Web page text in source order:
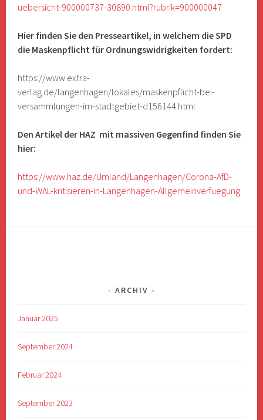
uebersicht-900000737-30890.html?rubrik=900000047
Hier finden Sie den Presseartikel, in welchem die SPD
die Maskenpflicht für Ordnungswidrigkeiten fordert:
https://www.extra-
verlag.de/langenhagen/lokales/maskenpflicht-bei-
versammlungen-im-stadtgebiet-d156144.html
Den Artikel der HAZ mit massiven Gegenfind finden Sie
hier:
https://www.haz.de/Umland/Langenhagen/Corona-AfD-
und-WAL-kritisieren-in-Langenhagen-Allgemeinverfuegung
ARCHIV
Januar 2025
September 2024
Februar 2024
September 2023